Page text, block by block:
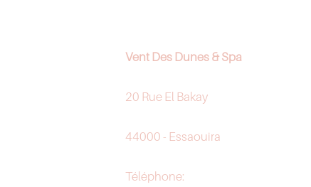
Vent Des Dunes & Spa
20 Rue El Bakay
44000 - Essaouira
Téléphone: